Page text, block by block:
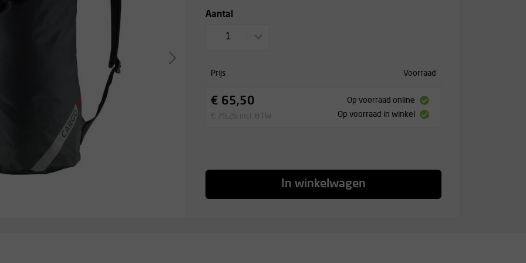
Aantal
1
Prijs Voorraad
€ 65,50
€ 79,26 incl. BTW
Op voorraad online
Op voorraad in winkel
In winkelwagen